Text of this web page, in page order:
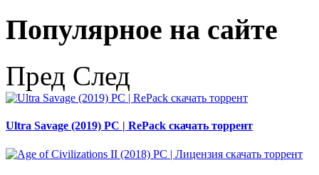
Популярное на сайте
Пред След
Ultra Savage (2019) PC | RePack скачать торрент